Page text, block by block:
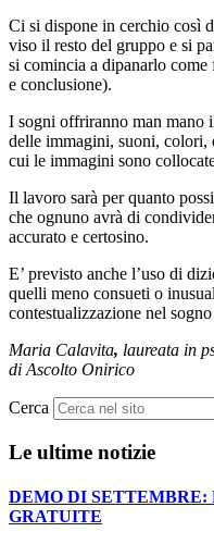
Ci si dispone in cerchio così
viso il resto del gruppo e si
si comincia a dipanarlo
e conclusione).
I sogni offriranno man mano
delle immagini, suoni, colori,
cui le immagini sono
Il lavoro sarà per quanto
che ognuno avrà di
accurato e certosino.
E’ previsto anche l’uso di
quelli meno consueti o
contestualizzazione nel
Maria Calavita, laureata in
di Ascolto Onirico
Cerca
Le ultime notizie
DEMO DI SETTEMBRE:
GRATUITE